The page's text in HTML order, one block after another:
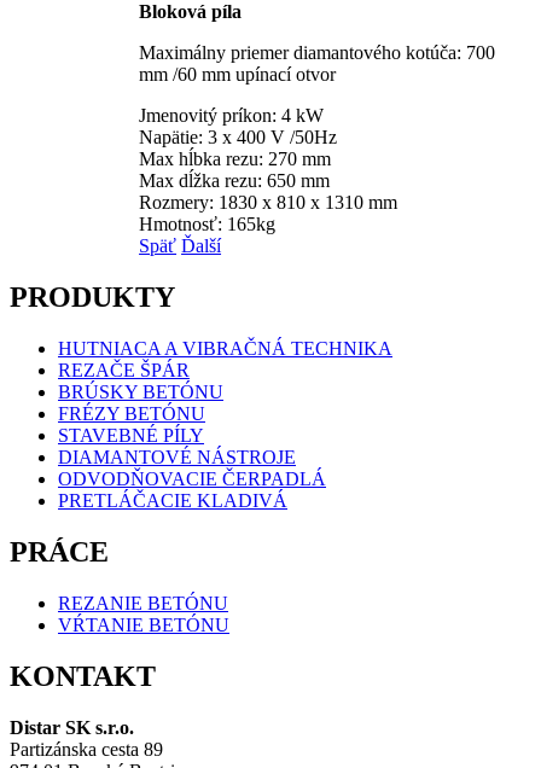
Bloková píla
Maximálny priemer diamantového kotúča: 700
mm /60 mm upínací otvor
Jmenovitý príkon: 4 kW
Napätie: 3 x 400 V /50Hz
Max hĺbka rezu: 270 mm
Max dĺžka rezu: 650 mm
Rozmery: 1830 x 810 x 1310 mm
Hmotnosť: 165kg
Späť Ďalší
PRODUKTY
HUTNIACA A VIBRAČNÁ TECHNIKA
REZAČE ŠPÁR
BRÚSKY BETÓNU
FRÉZY BETÓNU
STAVEBNÉ PÍLY
DIAMANTOVÉ NÁSTROJE
ODVODŇOVACIE ČERPADLÁ
PRETLÁČACIE KLADIVÁ
PRÁCE
REZANIE BETÓNU
VŔTANIE BETÓNU
KONTAKT
Distar SK s.r.o.
Partizánska cesta 89